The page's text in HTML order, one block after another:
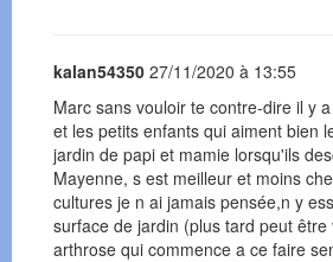
kalan54350 27/11/2020 à 13:55
Marc sans vouloir te contre-dire il y
et les petits enfants qui aiment bien
jardin de papi et mamie lorsqu'ils
Mayenne, s est meilleur et moins
cultures je n ai jamais pensée,n y
surface de jardin (plus tard peut être
arthrose qui commence a ce faire